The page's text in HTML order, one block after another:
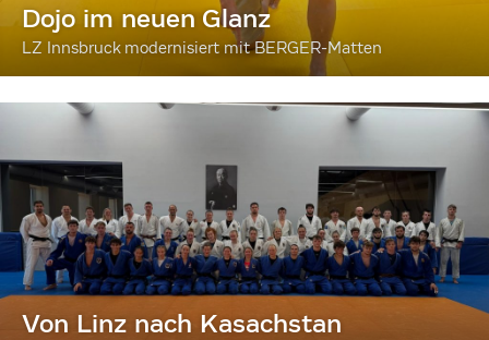
Dojo im neuen Glanz
LZ Innsbruck modernisiert mit BERGER-Matten
Von Linz nach Kasachstan